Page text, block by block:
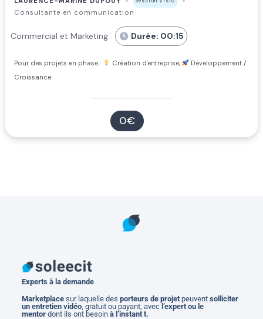
Consultante en communication
Commercial et Marketing Durée: 00:15
Pour des projets en phase : Création d'entreprise,
Développement /
Croissance
0€
Experts à la demande
Marketplace sur laquelle desporteurs de projet peuventsolliciter
un entretien vidéo , gratuit ou payant, avec l’expert ou le
mentordont ils ont besoinà l’instant t.